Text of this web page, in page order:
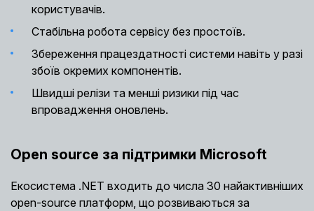
користувачів.
Стабільна робота сервісу без простоїв.
Збереження працездатності системи навіть у разі
збоїв окремих компонентів.
Швидші релізи та менші ризики під час
впровадження оновлень.
Open source за підтримки Microsoft
Екосистема .NET входить до числа 30 найактивніших
open-source платформ, що розвиваються за